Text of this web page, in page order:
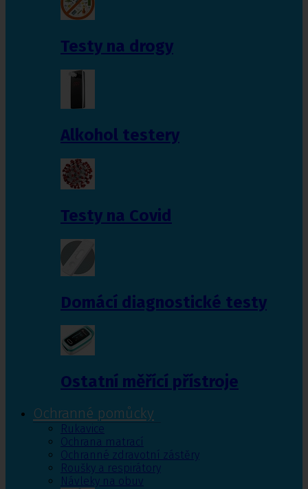
Testy na drogy
Alkohol testery
Testy na Covid
Domácí diagnostické testy
Ostatní měřící přístroje
Ochranné pomůcky
Rukavice
Ochrana matrací
Ochranné zdravotní zástěry
Roušky a respirátory
Návleky na obuv